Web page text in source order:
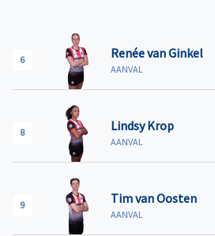
6 Renée van Ginkel
AANVAL
8 Lindsy Krop
AANVAL
9 Tim van Oosten
AANVAL